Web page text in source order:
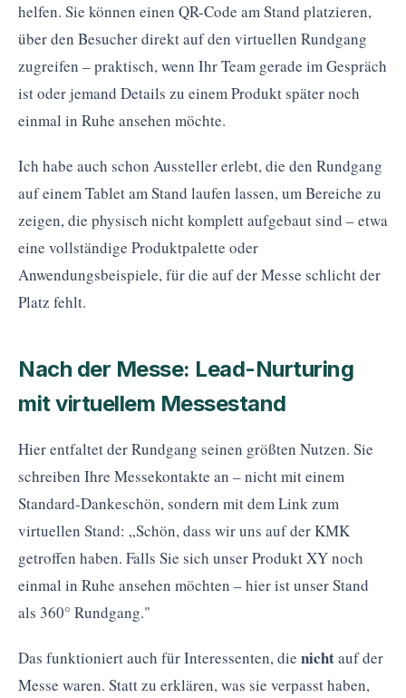
helfen. Sie können einen QR-Code am Stand platzieren,
über den Besucher direkt auf den virtuellen Rundgang
zugreifen – praktisch, wenn Ihr Team gerade im Gespräch
ist oder jemand Details zu einem Produkt später noch
einmal in Ruhe ansehen möchte.
Ich habe auch schon Aussteller erlebt, die den Rundgang
auf einem Tablet am Stand laufen lassen, um Bereiche zu
zeigen, die physisch nicht komplett aufgebaut sind – etwa
eine vollständige Produktpalette oder
Anwendungsbeispiele, für die auf der Messe schlicht der
Platz fehlt.
Nach der Messe: Lead-Nurturing
mit virtuellem Messestand
Hier entfaltet der Rundgang seinen größten Nutzen. Sie
schreiben Ihre Messekontakte an – nicht mit einem
Standard-Dankeschön, sondern mit dem Link zum
virtuellen Stand: „Schön, dass wir uns auf der KMK
getroffen haben. Falls Sie sich unser Produkt XY noch
einmal in Ruhe ansehen möchten – hier ist unser Stand
als 360° Rundgang."
Das funktioniert auch für Interessenten, die nichtauf der
Messe waren. Statt zu erklären, was sie verpasst haben,